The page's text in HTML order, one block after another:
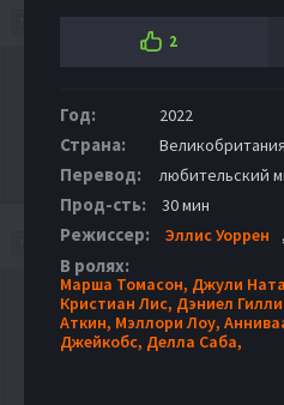
2
Год: 2022
Страна: Великобритания
Перевод: любительский
Прод-сть: 30 мин
Режиссер: Эллис Уоррен ,
В ролях:
Марша Томасон, Джули
Кристиан Лис, Дэниел
Аткин, Мэллори Лоу,
Джейкобс, Делла Саба,